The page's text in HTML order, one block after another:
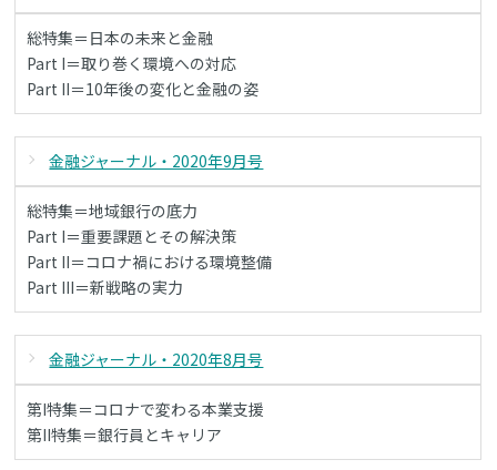
総特集＝日本の未来と金融
Part I＝取り巻く環境への対応
Part II＝10年後の変化と金融の姿
金融ジャーナル・2020年9月号
総特集＝地域銀行の底力
Part I＝重要課題とその解決策
Part II＝コロナ禍における環境整備
Part III＝新戦略の実力
金融ジャーナル・2020年8月号
第I特集＝コロナで変わる本業支援
第II特集＝銀行員とキャリア